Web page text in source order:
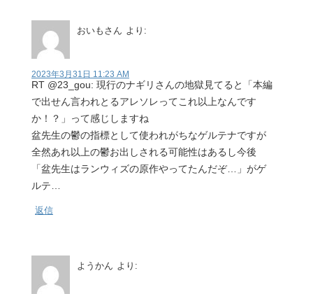
おいもさん より:
2023年3月31日 11:23 AM
RT @23_gou: 現行のナギリさんの地獄見てると「本編
で出せん言われとるアレソレってこれ以上なんです
か！？」って感じしますね
盆先生の鬱の指標として使われがちなゲルテナですが
全然あれ以上の鬱お出しされる可能性はあるし今後
「盆先生はランウィズの原作やってたんだぞ…」がゲ
ルテ…
返信
ようかん より: